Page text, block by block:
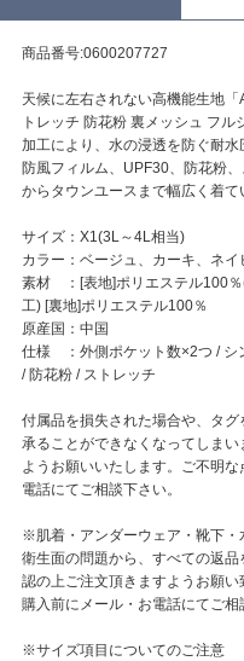
商品番号:0600207727
天候に左右されない高機能生地
トレッチ 防花粉 裏メッシュ フ
加工により、水の浸透を防ぐ耐水
防風フィルム、UPF30、防花粉
からタウンユースまで幅広く着て
サイズ：X1(3L～4L相当)
カラー：ベージュ、カーキ、ネイ
素材 ：[表地]ポリエステル100％
工) [裏地]ポリエステル100％
原産国：中国
仕様 ：外側ポケット数×2つ / シ
/ 防花粉 / ストレッチ
付属品を損失された場合や、タ
承ることができなくなってしま
ようお願いいたします。ご不明
電話にてご相談下さい。
※肌着・アンダーウェア・靴下・
衛生面の問題から、すべての返
認の上ご注文頂きますようお願
購入前にメール・お電話にてご相
※サイズ項目についてのご注意